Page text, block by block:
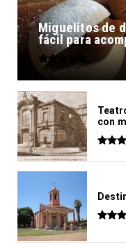
Miguelitos de
fácil para
con